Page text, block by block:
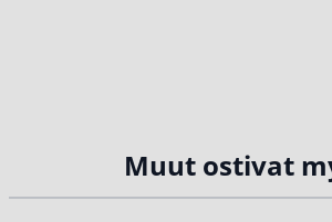
Muut ostivat